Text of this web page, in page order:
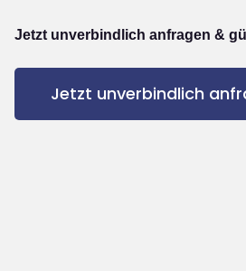
Jetzt unverbindlich anfragen &
Jetzt unverbindlich